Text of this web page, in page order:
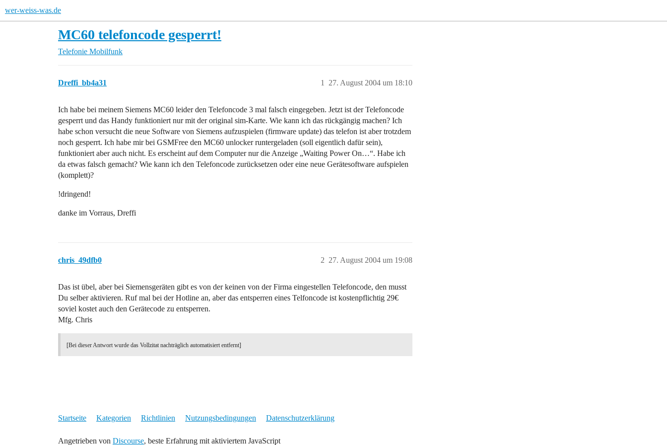
wer-weiss-was.de
MC60 telefoncode gesperrt!
Telefonie Mobilfunk
Dreffi_bb4a31 27. August 2004 um 18:10
1
Ich habe bei meinem Siemens MC60 leider den Telefoncode 3 mal falsch eingegeben. Jetzt ist der Telefoncode
gesperrt und das Handy funktioniert nur mit der original sim-Karte. Wie kann ich das rückgängig machen? Ich
habe schon versucht die neue Software von Siemens aufzuspielen (firmware update) das telefon ist aber trotzdem
noch gesperrt. Ich habe mir bei GSMFree den MC60 unlocker runtergeladen (soll eigentlich dafür sein),
funktioniert aber auch nicht. Es erscheint auf dem Computer nur die Anzeige „Waiting Power On…“. Habe ich
da etwas falsch gemacht? Wie kann ich den Telefoncode zurücksetzen oder eine neue Gerätesoftware aufspielen
(komplett)?
!dringend!
danke im Vorraus, Dreffi
chris_49dfb0 27. August 2004 um 19:08
2
Das ist übel, aber bei Siemensgeräten gibt es von der keinen von der Firma eingestellen Telefoncode, den musst
Du selber aktivieren. Ruf mal bei der Hotline an, aber das entsperren eines Telfoncode ist kostenpflichtig 29€
soviel kostet auch den Gerätecode zu entsperren.
Mfg. Chris
[Bei dieser Antwort wurde das Vollzitat nachträglich automatisiert entfernt]
Startseite Kategorien Richtlinien Nutzungsbedingungen Datenschutzerklärung
Angetrieben von Discourse, beste Erfahrung mit aktiviertem JavaScript